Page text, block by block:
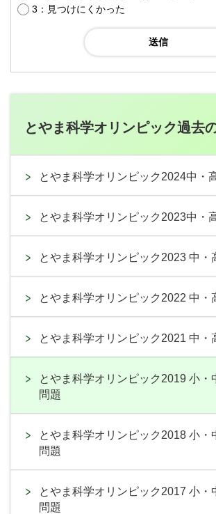
3：見つけにくかった
とやま科学オリンピック過去
とやま科学オリンピック2024中・
とやま科学オリンピック2023中・
とやま科学オリンピック2023 中・
とやま科学オリンピック2022 中・
とやま科学オリンピック2021 中・
とやま科学オリンピック2019 小・
問題
とやま科学オリンピック2018 小・
問題
とやま科学オリンピック2017 小・
問題